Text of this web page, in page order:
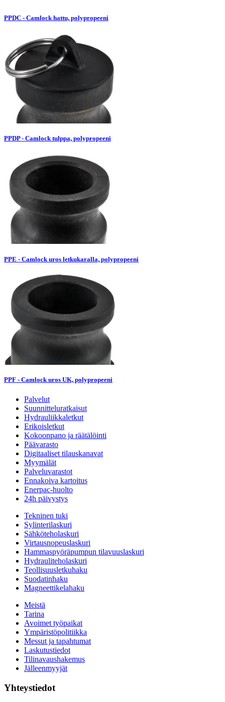
PPDC - Camlock hattu, polypropeeni
PPDP - Camlock tulppa, polypropeeni
PPE - Camlock uros letkukaralla, polypropeeni
PPF - Camlock uros UK, polypropeeni
Palvelut
Suunnitteluratkaisut
Hydrauliikkaletkut
Erikoisletkut
Kokoonpano ja räätälöinti
Päävarasto
Digitaaliset tilauskanavat
Myymälät
Palveluvarastot
Ennakoiva kartoitus
Enerpac-huolto
24h päivystys
Tekninen tuki
Sylinterilaskuri
Sähköteholaskuri
Virtausnopeuslaskuri
Hammaspyöräpumpun tilavuuslaskuri
Hydrauliteholaskuri
Teollisuusletkuhaku
Suodatinhaku
Magneettikelahaku
Meistä
Tarina
Avoimet työpaikat
Ympäristöpolitiikka
Messut ja tapahtumat
Laskutustiedot
Tilinavaushakemus
Jälleenmyyjät
Yhteystiedot